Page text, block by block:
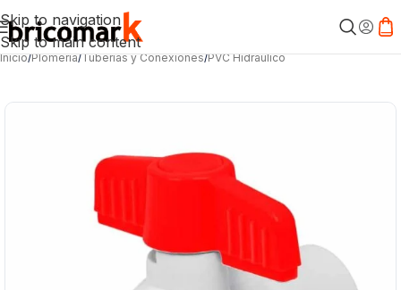
Skip to navigation
Skip to main content
Inicio/Plomería/Tuberías y Conexiones/PVC Hidráulico